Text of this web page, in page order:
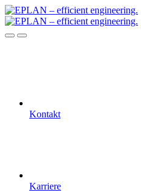
Kontakt
Karriere